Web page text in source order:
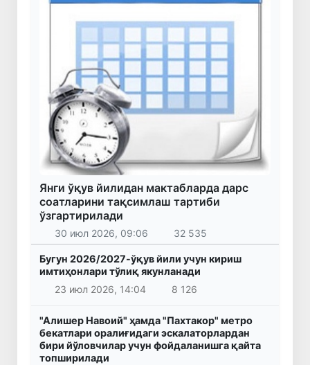
Янги ўқув йилидан мактабларда дарс
соатларини тақсимлаш тартиби
ўзгартирилади
30 июл 2026, 09:06 32 535
Бугун 2026/2027-ўқув йили учун кириш
имтиҳонлари тўлиқ якунланади
23 июл 2026, 14:04
8 126
"Алишер Навоий" ҳамда "Пахтакор" метро
бекатлари оралиғидаги эскалаторлардан
бири йўловчилар учун фойдаланишга қайта
топширилади